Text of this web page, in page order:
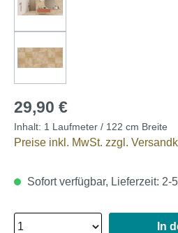
29,90 €
Inhalt: 1 Laufmeter / 122 cm Breite
Preise inkl. MwSt. zzgl.
Sofort verfügbar, Lieferzeit: 2-
In